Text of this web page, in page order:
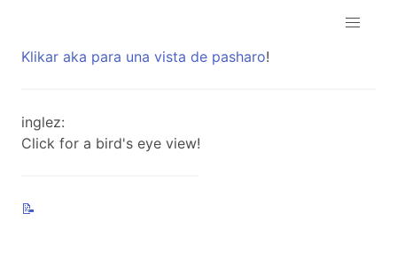
Klikar aka para una vista de pasharo!
inglez:
Click for a bird's eye view!
📝